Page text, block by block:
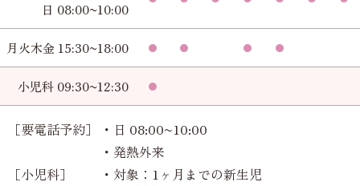
日 08:00~10:00
月火木金 15:30~18:00
小児科 09:30~12:30
［要電話予約］
・日 08:00~10:00
・発熱外来
［小児科］
・対象：1ヶ月までの新生児